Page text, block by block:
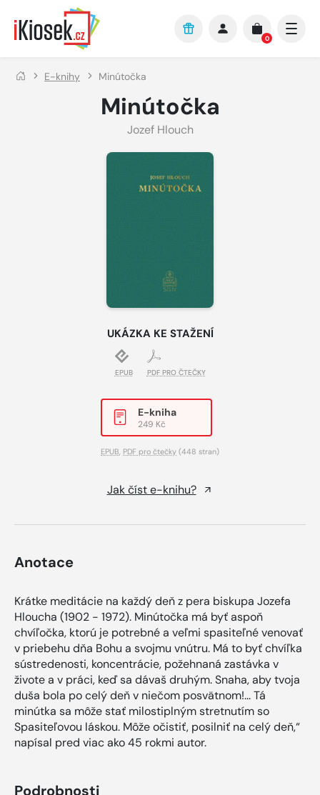
Přejít na hlavní obsah
0
E-knihy Minútočka
Minútočka
Jozef Hlouch
UKÁZKA KE STAŽENÍ
EPUB PDF PRO ČTEČKY
E-kniha
249 Kč
EPUB PDF pro čtečky (448 stran)
Jak číst e-knihu?
Anotace
Krátke meditácie na každý deň z pera biskupa Jozefa
Hloucha (1902 - 1972). Minútočka má byť aspoň
chvíľočka, ktorú je potrebné a veľmi spasiteľné venovať
v priebehu dňa Bohu a svojmu vnútru. Má to byť chvíľka
sústredenosti, koncentrácie, požehnaná zastávka v
živote a v práci, keď sa dávaš druhým. Snaha, aby tvoja
duša bola po celý deň v niečom posvätnom!... Tá
minútka sa môže stať milostiplným stretnutím so
Spasiteľovou láskou. Môže očistiť, posilniť na celý deň,“
napísal pred viac ako 45 rokmi autor.
Podrobnosti